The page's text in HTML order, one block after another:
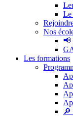
Le
Nos
📢
Les formations
🔎